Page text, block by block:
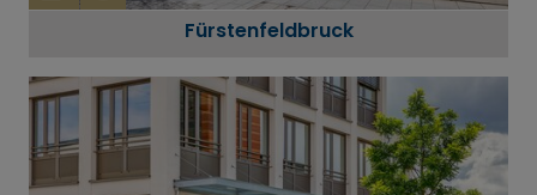
Fürstenfeldbruck